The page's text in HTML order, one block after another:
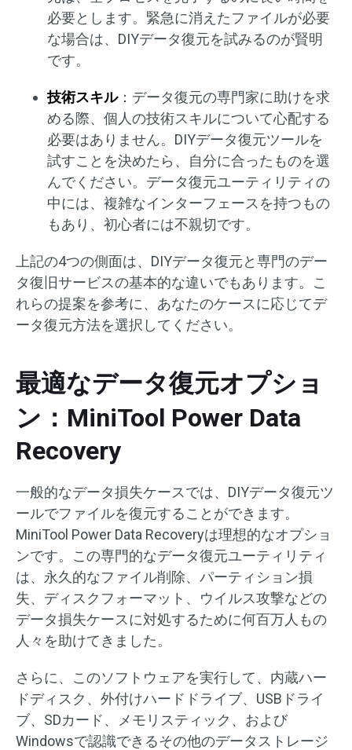
必要とします。緊急に消えたファイルが必要
な場合は、DIYデータ復元を試みるのが賢明
です。
技術スキル：データ復元の専門家に助けを求
める際、個人の技術スキルについて心配する
必要はありません。DIYデータ復元ツールを
試すことを決めたら、自分に合ったものを選
んでください。データ復元ユーティリティの
中には、複雑なインターフェースを持つもの
もあり、初心者には不親切です。
上記の4つの側面は、DIYデータ復元と専門のデー
タ復旧サービスの基本的な違いでもあります。こ
れらの提案を参考に、あなたのケースに応じてデ
ータ復元方法を選択してください。
最適なデータ復元オプショ
ン：MiniTool Power Data
Recovery
一般的なデータ損失ケースでは、DIYデータ復元ツ
ールでファイルを復元することができます。
MiniTool Power Data Recoveryは理想的なオプショ
ンです。この専門的なデータ復元ユーティリティ
は、永久的なファイル削除、パーティション損
失、ディスクフォーマット、ウイルス攻撃などの
データ損失ケースに対処するために何百万人もの
人々を助けてきました。
さらに、このソフトウェアを実行して、内蔵ハー
ドディスク、外付けハードドライブ、USBドライ
ブ、SDカード、メモリスティック、および
Windowsで認識できるその他のデータストレージ